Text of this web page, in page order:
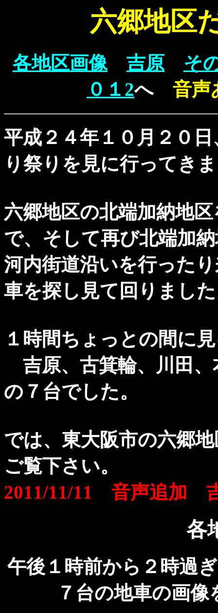
六郷地区
各地区画像 吉原
そ
０１2へ 音声
平成２４年１０月２０
り祭りを見に行ってき
六郷地区の北端加納地
で、そして再び北端加
河内街道沿いを行った
車を探し見て回りまし
１時間ちょっとの間に
吉原、古箕輪、川田、
の７台でした。
では、東大阪市の六郷
ご覧下さい。
2011/11/11 音声追加
各
午後１時前から２時過
７台の地車の画